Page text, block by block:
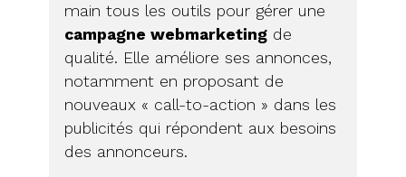
main tous les outils pour gérer une
campagne webmarketingde
qualité. Elle améliore ses annonces,
notamment en proposant de
nouveaux « call-to-action » dans les
publicités qui répondent aux besoins
des annonceurs.